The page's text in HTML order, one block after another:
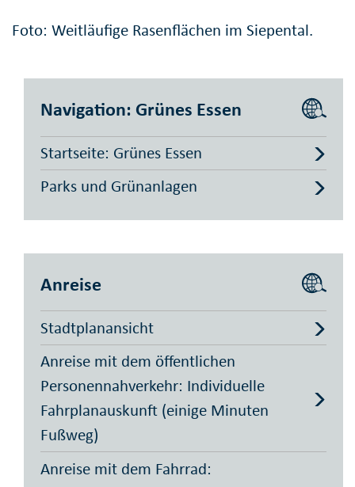
Foto: Weitläufige Rasenflächen im Siepental.
Navigation: Grünes Essen
Startseite: Grünes Essen
Parks und Grünanlagen
Anreise
Stadtplanansicht
Anreise mit dem öffentlichen
Personennahverkehr: Individuelle
Fahrplanauskunft (einige Minuten
Fußweg)
Anreise mit dem Fahrrad: